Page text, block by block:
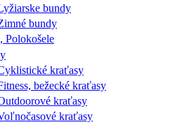
bundy
bundy
Polokošele
kraťasy
bežecké kraťasy
kraťasy
kraťasy